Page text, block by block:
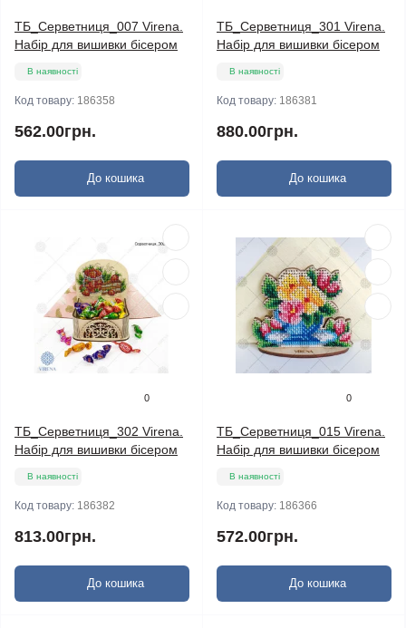
ТБ_Серветниця_007 Virena.
Набір для вишивки бісером
В наявності
Код товару: 186358
562.00грн.
До кошика
ТБ_Серветниця_301 Virena.
Набір для вишивки бісером
В наявності
Код товару: 186381
880.00грн.
До кошика
0
ТБ_Серветниця_302 Virena.
Набір для вишивки бісером
В наявності
Код товару: 186382
813.00грн.
До кошика
0
ТБ_Серветниця_015 Virena.
Набір для вишивки бісером
В наявності
Код товару: 186366
572.00грн.
До кошика